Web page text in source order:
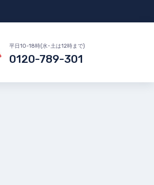
平日10-18時(水･土は12時まで)
0120-789-301